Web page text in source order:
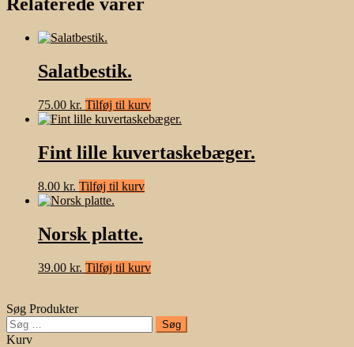
Relaterede varer
Salatbestik.
75.00 kr. Tilføj til kurv
Fint lille kuvertaskebæger.
8.00 kr. Tilføj til kurv
Norsk platte.
39.00 kr. Tilføj til kurv
Søg Produkter
Søg
efter:
Kurv